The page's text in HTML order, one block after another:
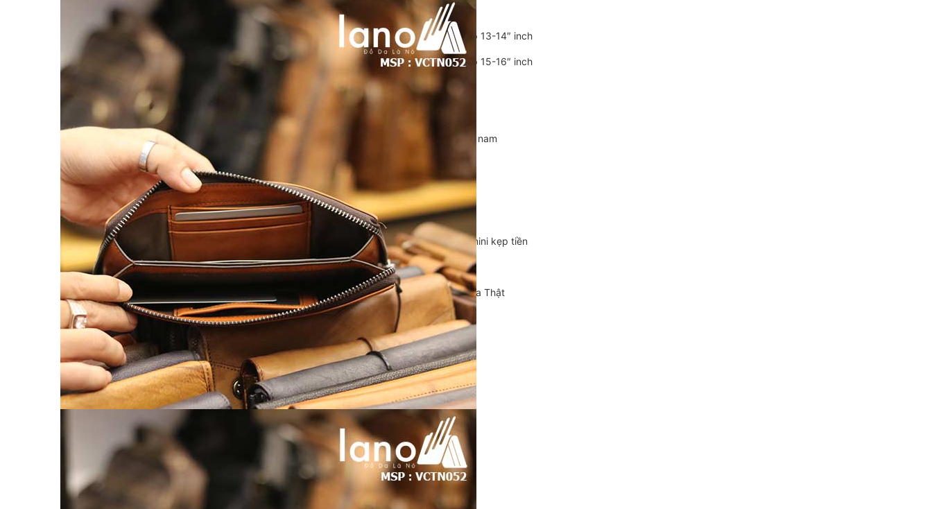
Balo đựng Laptop 15-16″ inch
Balo mini da thật
Balo du lịch
Balo da đeo chéo nam
Ví da nam
Ví Cầm Tay Nam
Ví Ngắn Nam
Ví đựng thẻ – Ví mini kẹp tiền
Ví da cá sấu
Túi Du Lịch, Túi Trống Da Thật
Túi Xách Da Nam
ĐỒ DA NỮ
Balo nữ da thật
Túi đeo chéo da nữ
Ví Clutch cầm tay nữ
Túi Xách Da Nữ
Bóp Ví Da Handmade
Túi Da Clutch handmade
Balo Da Nam
Balo đựng Laptop 13-14″ inch
Balo đựng Laptop 15-16″ inch
Balo mini da thật
Balo da đeo chéo nam
Ví Cầm Tay Nam
Ví Ngắn Nam
Ví đựng thẻ – Ví mini kẹp tiền
Ví da cá sấu
Túi Du Lịch, Túi Trống Da Thật
Túi Xách Da Nam
ĐỒ DA NỮ
Balo nữ da thật
Túi đeo chéo da nữ
Ví Clutch cầm tay nữ
Túi Xách Da Nữ
ĐỒ DA HANDMADE